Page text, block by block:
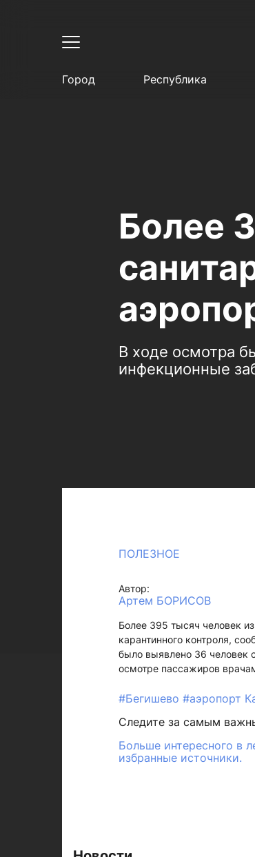
Город Республика
Более
В ходе осмотра
инфекционные
ПОЛЕЗНОЕ
Автор:
Артем БОРИСОВ
Более 395 тысяч человек
карантинного контроля,
было выявлено 36 человек
осмотре пассажиров
#Бегишево #аэропорт
Следите за самым
Больше интересного в
избранные источники.